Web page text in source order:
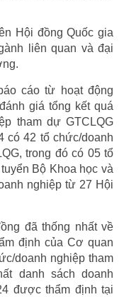
Hội đồng Quốc gia
liên quan và đại
cáo từ hoạt động
giá tổng kết quá
tham dự GTCLQG
có 42 tổ chức/doanh
trong đó có 05 tổ
Bộ Khoa học và
nghiệp từ 27 Hội
đã thống nhất về
định của Cơ quan
doanh nghiệp tham
danh sách doanh
được thẩm định tại